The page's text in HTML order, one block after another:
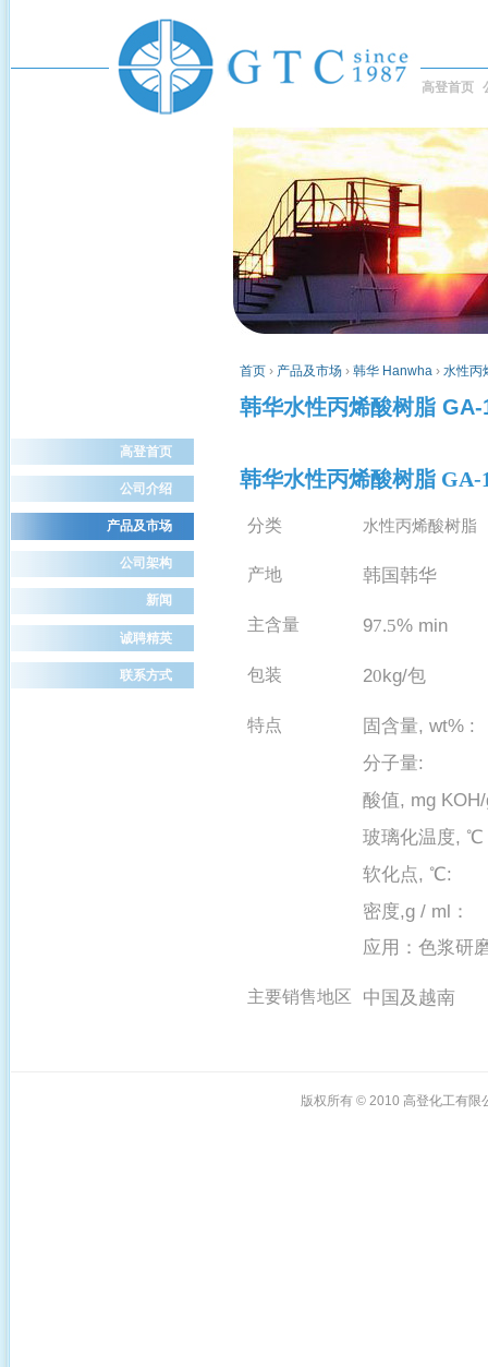
高登首页
首页 › 产品及市场 › 韩华 Hanwha › 水性丙
韩华水性丙烯酸树脂 GA-
韩华水性丙烯酸树脂 GA-
分类 水性丙烯酸树脂
产地 韩国韩华
主含量 97.5% min
包装 20kg/包
特点 固含量,
分子量:
酸值, mg
玻璃化温度,
软化点,
密度,g / ml ：
应用：色浆研
主要销售地区 中国及越南
高登首页
公司介绍
产品及市场
公司架构
新闻
诚聘精英
联系方式
版权所有 © 2010 高登化工有限